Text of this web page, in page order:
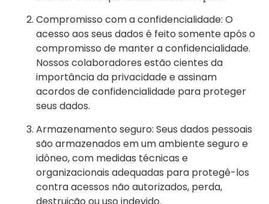
Compromisso com a confidencialidade: O
acesso aos seus dados é feito somente após o
compromisso de manter a confidencialidade.
Nossos colaboradores estão cientes da
importância da privacidade e assinam
acordos de confidencialidade para proteger
seus dados.
Armazenamento seguro: Seus dados pessoais
são armazenados em um ambiente seguro e
idôneo, com medidas técnicas e
organizacionais adequadas para protegê-los
contra acessos não autorizados, perda,
destruição ou uso indevido.